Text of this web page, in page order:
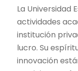
La Universidad
actividades
institución
lucro. Su
innovación